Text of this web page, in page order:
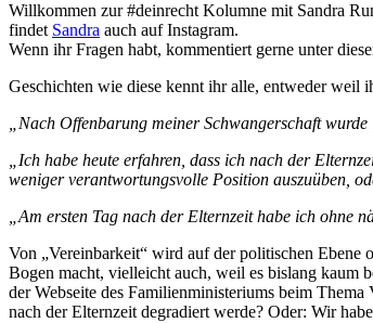
Willkommen zur #deinrecht Kolumne mit Sandra
findet Sandra auch auf Instagram.
Wenn ihr Fragen habt, kommentiert gerne unter
Geschichten wie diese kennt ihr alle, entweder weil
„Nach Offenbarung meiner Schwangerschaft
„Ich habe heute erfahren, dass ich nach der
weniger verantwortungsvolle Position auszuüben,
„Am ersten Tag nach der Elternzeit habe ich
Von „Vereinbarkeit“ wird auf der politischen Ebene
Bogen macht, vielleicht auch, weil es bislang kaum
der Webseite des Familienministeriums beim
nach der Elternzeit degradiert werde? Oder: Wir